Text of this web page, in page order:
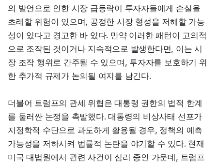
의 발언으로 인한 시장 급등락이 투자자들에게 손실을
초래할 위험이 있으며, 공정한 시장 형성을 저해할 가능
성이 있다고 경고한 바 있다. 만약 이러한 패턴이 고의적
으로 조작된 것이거나 지속적으로 발생한다면, 이는 시
장 조작 행위로 간주될 수 있으며, 투자자를 보호하기 위
한 추가적 규제가 논의될 여지를 남긴다.
더불어 트럼프의 관세 위협은 대통령 권한의 법적 한계
를 둘러싼 논쟁을 촉발했다. 대통령의 비상사태 선포가
지정학적 수단으로 과도하게 활용될 경우, 정책의 예측
가능성을 저하시켜 법률적 논란을 야기할 수 있다. 현재
미국 대법원에서 관련 사건이 심리 중인 가운데, 트럼프